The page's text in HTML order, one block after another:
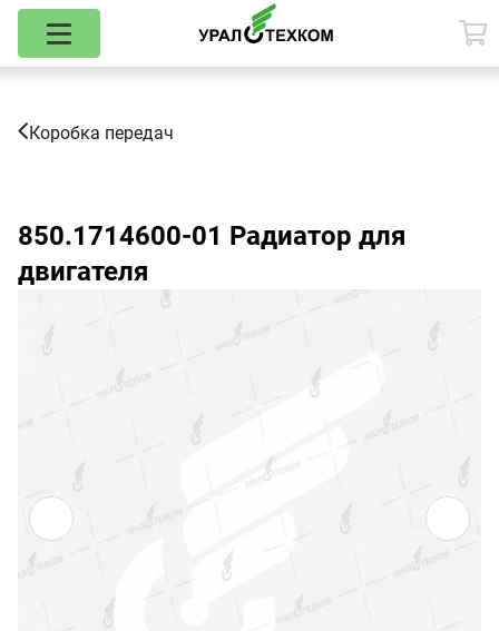
Коробка передач
850.1714600-01 Радиатор для
двигателя